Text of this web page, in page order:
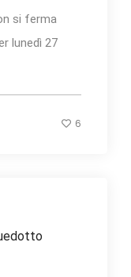
si ferma
lunedì 27
6